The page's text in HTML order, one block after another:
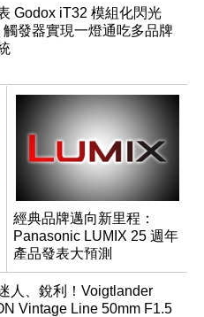
Godox iT32 模組化閃光
觸發器實現一燈通吃多品牌
經典品牌邁向新里程：
Panasonic LUMIX 25 週年
產品發表大預測
人、銳利！Voigtlander
Vintage Line 50mm F1.5